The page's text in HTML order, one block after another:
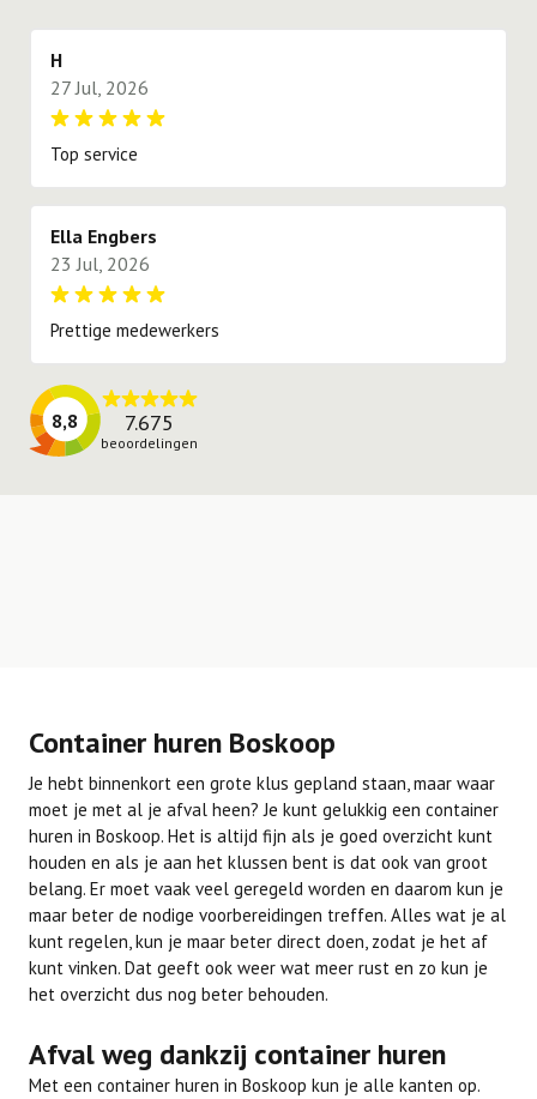
H
27 Jul, 2026
Top service
Ella Engbers
23 Jul, 2026
Prettige medewerkers
8,8 7.675
beoordelingen
Container huren Boskoop
Je hebt binnenkort een grote klus gepland staan, maar waar
moet je met al je afval heen? Je kunt gelukkig een container
huren in Boskoop. Het is altijd fijn als je goed overzicht kunt
houden en als je aan het klussen bent is dat ook van groot
belang. Er moet vaak veel geregeld worden en daarom kun je
maar beter de nodige voorbereidingen treffen. Alles wat je al
kunt regelen, kun je maar beter direct doen, zodat je het af
kunt vinken. Dat geeft ook weer wat meer rust en zo kun je
het overzicht dus nog beter behouden.
Afval weg dankzij container huren
Met een container huren in Boskoop kun je alle kanten op.